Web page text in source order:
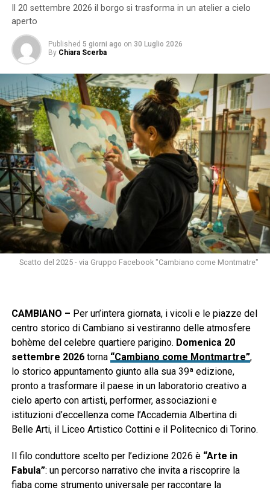
Il 20 settembre 2026 il borgo si trasforma in un atelier a cielo
aperto
Published 5 giorni ago on 30 Luglio 2026
By Chiara Scerba
Scatto del 2025 - via Gruppo Facebook "Cambiano come Montmatre"
CAMBIANO – Per un’intera giornata, i vicoli e le piazze del
centro storico di Cambiano si vestiranno delle atmosfere
bohème del celebre quartiere parigino. Domenica 20
settembre 2026torna “Cambiano come Montmartre”,
lo storico appuntamento giunto alla sua 39ª edizione,
pronto a trasformare il paese in un laboratorio creativo a
cielo aperto con artisti, performer, associazioni e
istituzioni d’eccellenza come l’Accademia Albertina di
Belle Arti, il Liceo Artistico Cottini e il Politecnico di Torino.
Il filo conduttore scelto per l’edizione 2026 è “Arte in
Fabula”: un percorso narrativo che invita a riscoprire la
fiaba come strumento universale per raccontare la